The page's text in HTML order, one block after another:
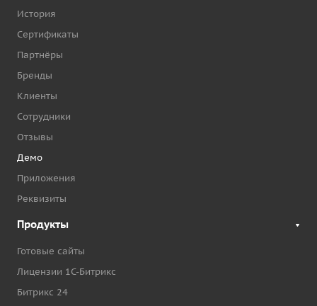
История
Сертификаты
Партнёры
Бренды
Клиенты
Сотрудники
Отзывы
Демо
Приложения
Реквизиты
Продукты
Готовые сайты
Лицензии 1С-Битрикс
Битрикс 24